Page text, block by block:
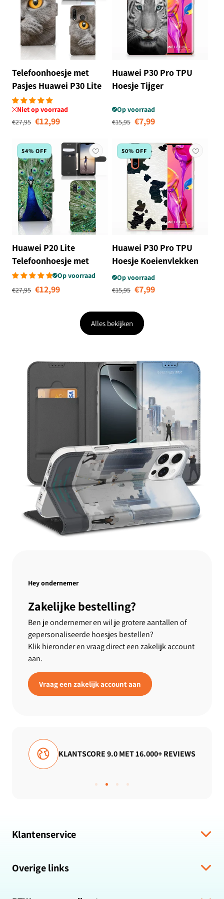
Telefoonhoesje met
Pasjes Huawei P30 Lite
(2020) Britse Korthaar
Niet op voorraad
Normale prijs
€27,95 Aanbiedingsprijs
€12,99
Huawei P30 Pro TPU
Hoesje Tijger
Op voorraad
Normale prijs
€15,95 €7,99
54% OFF
Huawei P20 Lite
Telefoonhoesje met
Pasjes PauwOp voorraad
Normale prijs
€27,95 Aanbiedingsprijs
€12,99
50% OFF
Huawei P30 Pro TPU
Hoesje Koeienvlekken
Op voorraad
Normale prijs
€15,95 €7,99
Alles bekijken
Hey ondernemer
Zakelijke bestelling?
Ben je ondernemer en wil je grotere aantallen of
gepersonaliseerde hoesjes bestellen?
Klik hieronder en vraag direct een zakelijk account
aan.
Vraag een zakelijk account aan
9.0 MET 16.000+ REVIEWS GRATIS
Klantenservice
Algemene voorwaarden
Overige links